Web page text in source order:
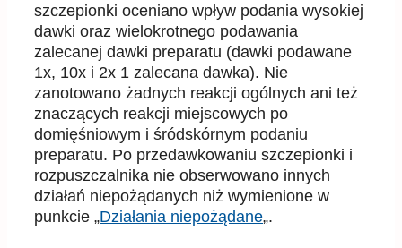
szczepionki oceniano wpływ podania wysokiej
dawki oraz wielokrotnego podawania
zalecanej dawki preparatu (dawki podawane
1x, 10x i 2x 1 zalecana dawka). Nie
zanotowano żadnych reakcji ogólnych ani też
znaczących reakcji miejscowych po
domięśniowym i śródskórnym podaniu
preparatu. Po przedawkowaniu szczepionki i
rozpuszczalnika nie obserwowano innych
działań niepożądanych niż wymienione w
punkcie „Działania niepożądane„.